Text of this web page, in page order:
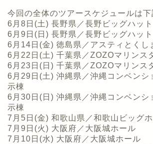
今回の全体のツアースケジュールは下
6月8日(土) 長野県／長野ビッグハット
6月9日(日) 長野県／長野ビッグハット
6月14日(金) 徳島県／アスティとくし
6月22日(土) 千葉県／ZOZOマリンス
6月23日(日) 千葉県／ZOZOマリンス
6月29日(土) 沖縄県／沖縄コンベンシ
示棟
6月30日(日) 沖縄県／沖縄コンベンシ
示棟
7月5日(金) 和歌山県／和歌山ビッグ
7月9日(火) 大阪府／大阪城ホール
7月10日(水) 大阪府／大阪城ホール